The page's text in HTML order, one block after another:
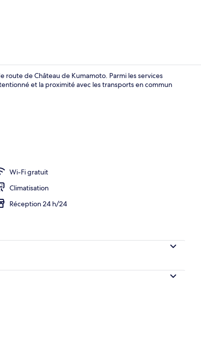
route de Château de Kumamoto. Parmi les services
et la proximité avec les transports en commun
Wi-Fi gratuit
Climatisation
Réception 24 h/24